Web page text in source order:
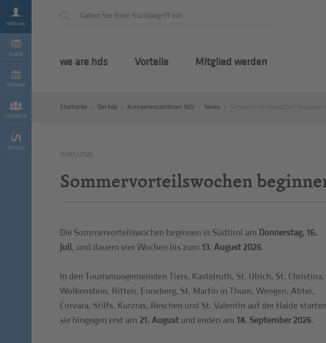
MEIN hds
KURSE
TERMINE
KONTAKTE
SERVICE
we are hds Vorteile Mitglied werden
Startseite Der hds Kompetenzzentrum NOI News
15/05/2026
Sommervorteilswochen
Die Sommervorteilswochen beginnen in Südtirol am Donnerstag, 16.
Juli, und dauern vier Wochen bis zum 13. August 2026.
In den Tourismusgemeinden Tiers, Kastelruth, St. Ulrich, St. Christina,
Wolkenstein, Ritten, Enneberg, St. Martin in Thurn, Wengen, Abtei,
Corvara, Stilfs, Kurzras, Reschen und St. Valentin auf der Haide starten
sie hingegen erst am 21. Augustund enden am 18. September 2026.